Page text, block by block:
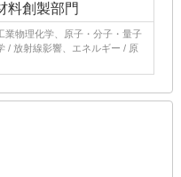
料創製部門
業物理化学、原子・分子・量子
/ 放射線影響、エネルギー / 原